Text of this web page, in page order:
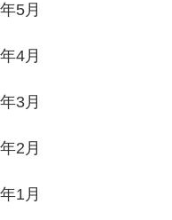
5月
4月
3月
2月
1月